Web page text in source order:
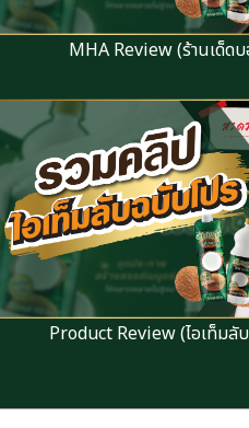
MHA Review (ร้านเด็ด
Product Review (ไอเท็มลั